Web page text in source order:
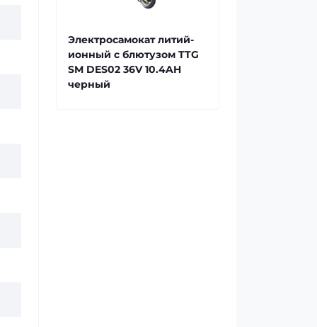
Электросамокат литий-
ионный с блютузом TTG
SM DES02 36V 10.4AH
черный